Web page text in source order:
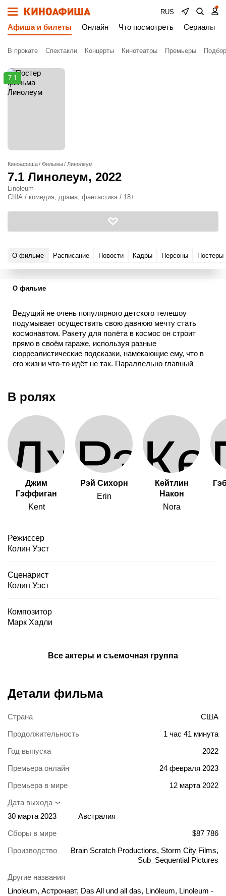
RUS
Афиша и билеты Онлайн Что посмотреть Сериалы
В прокате Спектакли Концерты Кинотеатры Премьеры
7.1
Киноафиша Фильмы Линолеум
7.1 Линолеум, 2022
Linoleum
США / комедия, драма, фантастика / 18+
О фильме Расписание Новости Кадры Персоны Постеры
О фильме
Ведущий не очень популярного детского телешоу
подумывает осуществить свою давнюю мечту стать
космонавтом. Ракету для полёта в космос он строит
прямо в своём гараже, используя разные
сюрреалистические подсказки, намекающие ему, что в
его жизни что-то идёт не так. Параллельно главный
В ролях
Джим
Гэффиган
Kent
Рэй Сихорн
Erin
Кейтлин
Након
Nora
Режиссер
Колин Уэст
Сценарист
Колин Уэст
Композитор
Марк Хадли
Все актеры и съемочная группа
Детали фильма
Страна
США
Продолжительность
1 час 41 минута
Год выпуска
2022
Премьера онлайн
24 февраля 2023
Премьера в мире
12 марта 2022
Дата выхода
30 марта 2023
Австралия
Сборы в мире
$87 786
Производство
Brain Scratch Productions, Storm City Films,
Sub_Sequential Pictures
Другие названия
Linoleum, Астронавт, Das All und all das, Linóleum, Linoleum -